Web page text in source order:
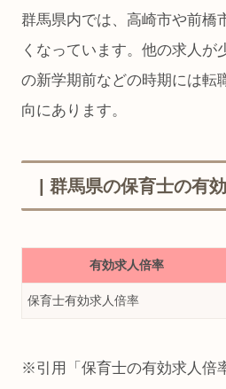
群馬県内では、高崎市や前橋
くなっています。他の求人が
の新学期前などの時期には転
向にあります。
| 群馬県の保育士の有
有効求人倍率
保育士有効求人倍率
※引用「保育士の有効求人倍